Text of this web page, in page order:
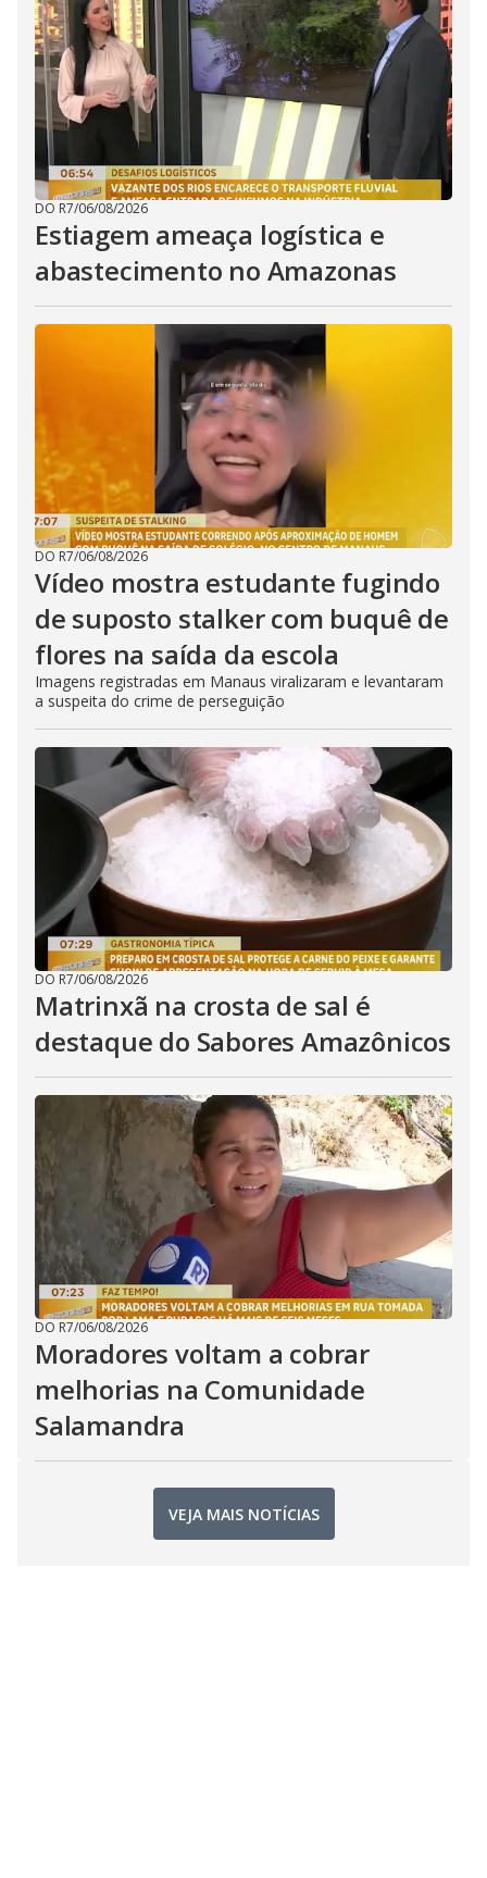
DO R7/06/08/2026
Estiagem ameaça logística e
abastecimento no Amazonas
DO R7/06/08/2026
Vídeo mostra estudante fugindo
de suposto stalker com buquê de
flores na saída da escola
Imagens registradas em Manaus viralizaram e levantaram
a suspeita do crime de perseguição
DO R7/06/08/2026
Matrinxã na crosta de sal é
destaque do Sabores Amazônicos
DO R7/06/08/2026
Moradores voltam a cobrar
melhorias na Comunidade
Salamandra
VEJA MAIS NOTÍCIAS